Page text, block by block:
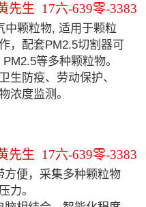
先生 17六-639零-3383
中颗粒物, 适用于颗粒
，配套PM2.5切割器可
等多种颗粒物。
生防疫、劳动保护、
浓度监测。
先生 17六-639零-3383
方便，采集多种颗粒物
力。